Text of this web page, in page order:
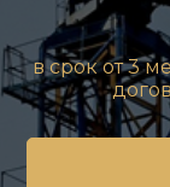
в срок от 3